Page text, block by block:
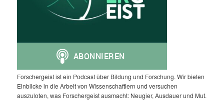
Forschergeist ist ein Podcast über Bildung und Forschung. Wir bieten
Einblicke in die Arbeit von Wissenschaftlern und versuchen
auszuloten, was Forschergeist ausmacht: Neugier, Ausdauer und Mut.